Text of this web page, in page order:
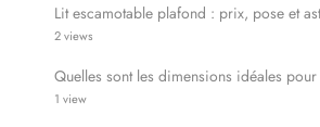
Lit escamotable plafond : prix, pose et
2 views
Quelles sont les dimensions idéales
1 view